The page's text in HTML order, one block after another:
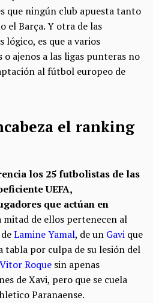
que ningún club apuesta tanto
el Barça. Y otra de las
lógico, es que a varios
o ajenos a las ligas punteras no
al fútbol europeo de
el ranking
los 25 futbolistas de las
UEFA,
que actúan en
mitad de ellos pertenecen al
Lamine Yamal, de un Gavi que
tabla por culpa de su lesión del
Vitor Roque sin apenas
de Xavi, pero que se cuela
Paranaense.